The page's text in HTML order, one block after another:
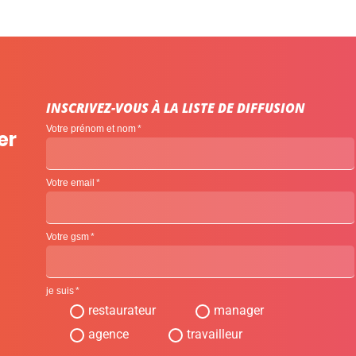
INSCRIVEZ-VOUS À LA LISTE DE DIFFUSION
Votre prénom et nom
Votre email
Votre gsm
je suis
restaurateur
manager
agence
travailleur